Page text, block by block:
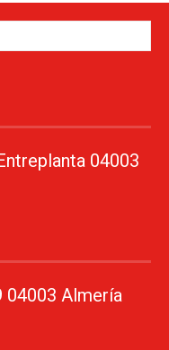
04003
04003 Almería